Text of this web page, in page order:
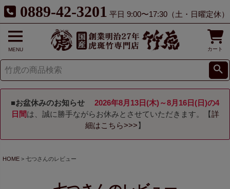
0889-42-3201 平日 9:00〜17:30（土・日曜定休）
MENU カート
■お盆休みのお知らせ
2026年8月13日(木)～8月16日(日)の4
日間は、誠に勝手ながらお休みとさせていただきます。【詳
細はこちら>>> 】
HOME 七つさんのレビュー